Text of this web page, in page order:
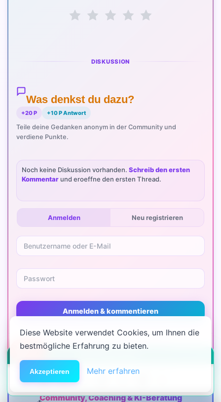
DISKUSSION
Was denkst du dazu?
+20 P +10 P Antwort
Teile deine Gedanken anonym in der Community und
verdiene Punkte.
Noch keine Diskussion vorhanden.Schreib den ersten
Kommentar und eroeffne den ersten Thread.
Anmelden Neu registrieren
Anmelden & kommentieren
Alle Diskussionen in der Community
Community, Coaching & KI-Beratung
🆘Hilfe
Diese Website verwendet Cookies, um Ihnen die
bestmögliche Erfahrung zu bieten.
Akzeptieren Mehr erfahren